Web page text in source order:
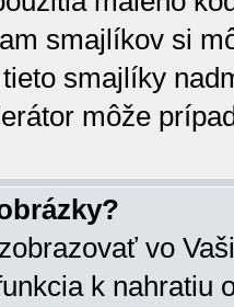
smajlíkov si
smajlíky
môže
vo
k nahratiu